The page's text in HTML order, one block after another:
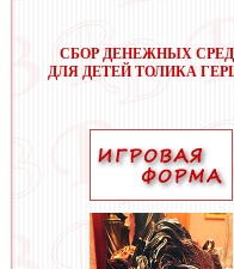
СБОР ДЕНЕЖНЫХ
ДЛЯ ДЕТЕЙ ТОЛИКА